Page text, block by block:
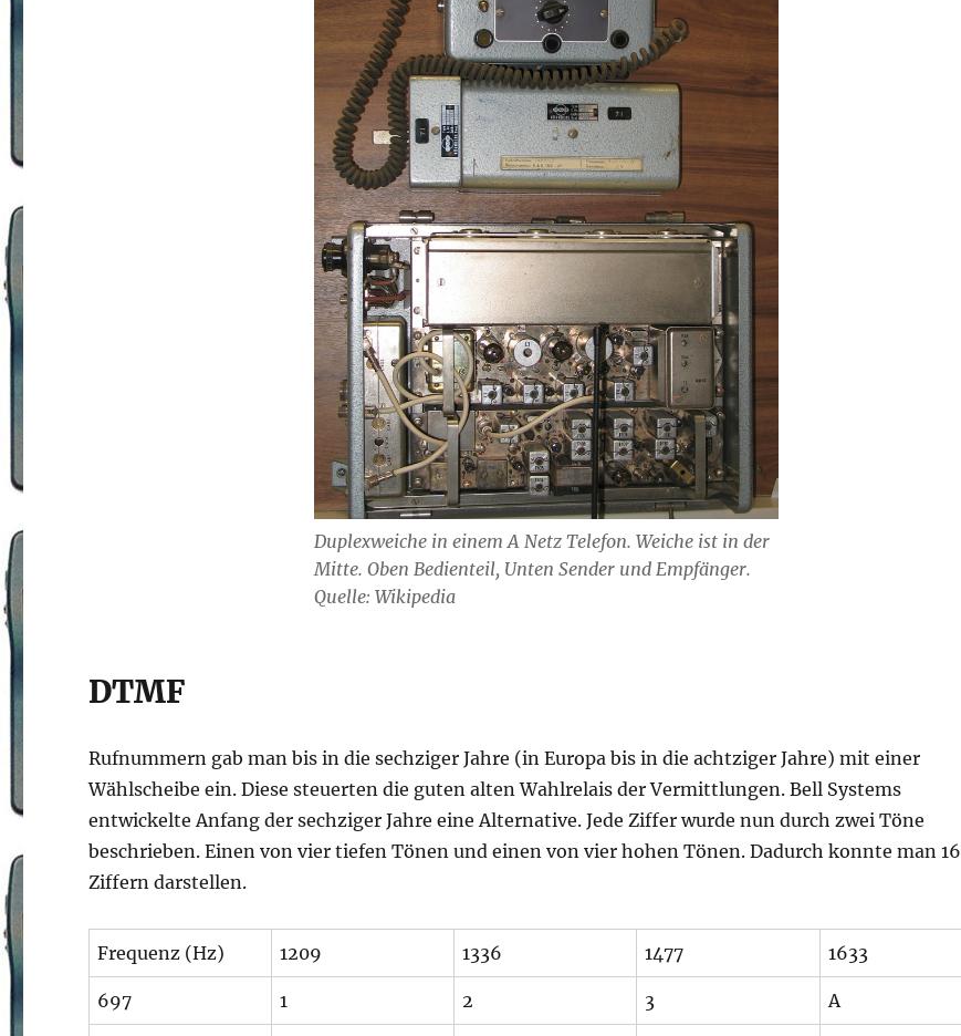
Duplexweiche in einem A Netz Telefon. Weiche ist in der
Mitte. Oben Bedienteil, Unten Sender und Empfänger.
Quelle: Wikipedia
DTMF
Rufnummern gab man bis in die sechziger Jahre (in Europa bis in die achtziger Jahre) mit einer
Wählscheibe ein. Diese steuerten die guten alten Wahlrelais der Vermittlungen. Bell Systems
entwickelte Anfang der sechziger Jahre eine Alternative. Jede Ziffer wurde nun durch zwei Töne
beschrieben. Einen von vier tiefen Tönen und einen von vier hohen Tönen. Dadurch konnte man 16
Ziffern darstellen.
Frequenz (Hz) 1209 1336 1477 1633
697 1 2 3 A